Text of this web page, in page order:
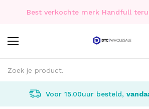
Best verkochte merk Handfull
Voor 15.00uur besteld,